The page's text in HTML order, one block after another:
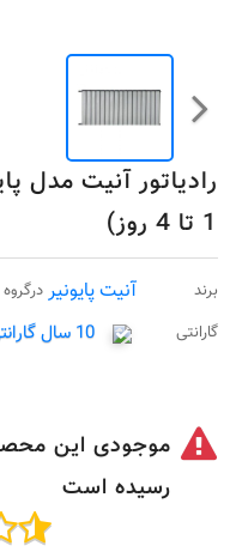
1 تا 4 روز)
برند آنیت پایونیر درگروه
گارانتی 10 سال گارانتی شرکت آنیت
موجودی این
رسیده است